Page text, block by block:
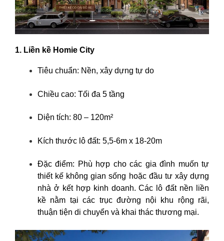
1. Liền kề Homie City
Tiêu chuẩn: Nền, xây dựng tự do
Chiều cao: Tối đa 5 tầng
Diện tích: 80 – 120m²
Kích thước lô đất: 5,5-6m x 18-20m
Đặc điểm: Phù hợp cho các gia đình muốn tự
thiết kế không gian sống hoặc đầu tư xây dựng
nhà ở kết hợp kinh doanh. Các lô đất nền liền
kề nằm tại các trục đường nội khu rộng rãi,
thuận tiện di chuyển và khai thác thương mại.